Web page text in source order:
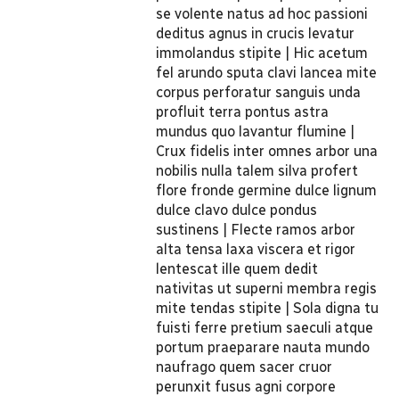
se volente natus ad hoc passioni
deditus agnus in crucis levatur
immolandus stipite | Hic acetum
fel arundo sputa clavi lancea mite
corpus perforatur sanguis unda
profluit terra pontus astra
mundus quo lavantur flumine |
Crux fidelis inter omnes arbor una
nobilis nulla talem silva profert
flore fronde germine dulce lignum
dulce clavo dulce pondus
sustinens | Flecte ramos arbor
alta tensa laxa viscera et rigor
lentescat ille quem dedit
nativitas ut superni membra regis
mite tendas stipite | Sola digna tu
fuisti ferre pretium saeculi atque
portum praeparare nauta mundo
naufrago quem sacer cruor
perunxit fusus agni corpore